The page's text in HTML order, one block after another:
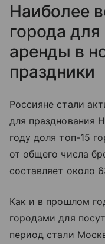
Наиболее
города
аренды в
праздники
Россияне стали
для празднования
году доля топ-15
от общего числа
составляет около
Как и в прошлом
городами для
период стали